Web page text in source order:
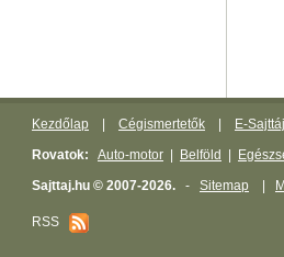
Kezdőlap Cégismertetők E-Sajttáj
Rovatok:
Auto-motor Belföld
Sajttaj.hu © 2007-2026. - Sitemap
RSS